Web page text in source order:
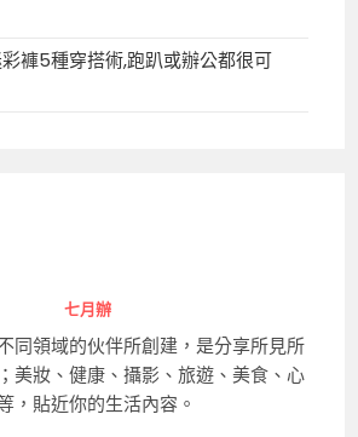
褲5種穿搭術,跑趴或辦公都很可
七月辦
同領域的伙伴所創建，是分享所見所
美妝、健康、攝影、旅遊、美食、心
，貼近你的生活內容。